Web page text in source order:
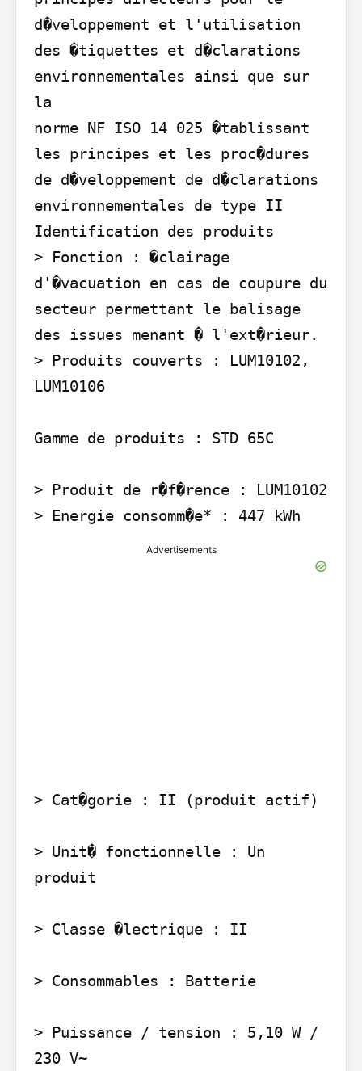
d�veloppement et l'utilisation
des �tiquettes et d�clarations
environnementales ainsi que sur
la
norme NF ISO 14 025 �tablissant
les principes et les proc�dures
de d�veloppement de d�clarations
environnementales de type II
Identification des produits
> Fonction : �clairage
d'�vacuation en cas de coupure du
secteur permettant le balisage
des issues menant � l'ext�rieur.
> Produits couverts : LUM10102,
LUM10106
Gamme de produits : STD 65C
> Produit de r�f�rence : LUM10102
> Energie consomm�e* : 447 kWh
Advertisements
> Cat�gorie : II (produit actif)
> Unit� fonctionnelle : Un
produit
> Classe �lectrique : II
> Consommables : Batterie
> Puissance / tension : 5,10 W /
230 V~